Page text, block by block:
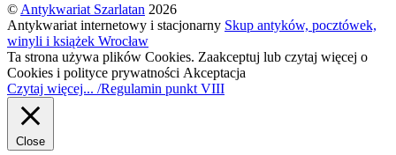
© Antykwariat Szarlatan 2026
Antykwariat internetowy i stacjonarny Skup antyków, pocztówek,
winyli i książek Wrocław
Ta strona używa plików Cookies. Zaakceptuj lub czytaj więcej o
Cookies i polityce prywatności Akceptacja
Czytaj więcej... /Regulamin punkt VIII
Close